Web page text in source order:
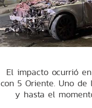
El impacto ocurrió
con 5 Oriente. Uno
y hasta el